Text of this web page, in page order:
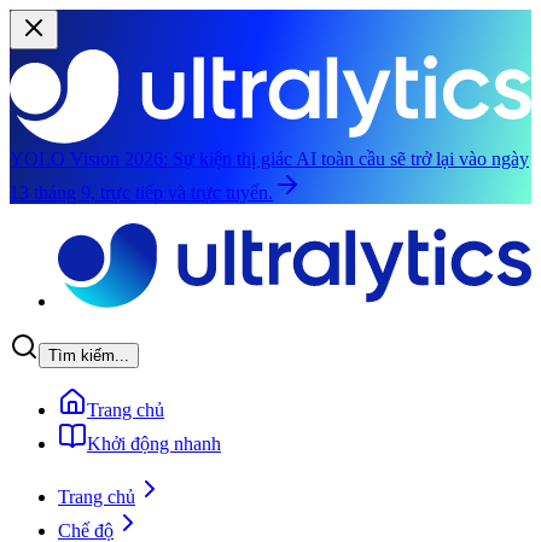
YOLO Vision 2026: Sự kiện thị giác AI toàn cầu sẽ trở lại vào ngày
13 tháng 9, trực tiếp và trực tuyến.
Tìm kiếm...
Trang chủ
Khởi động nhanh
Trang chủ
Chế độ